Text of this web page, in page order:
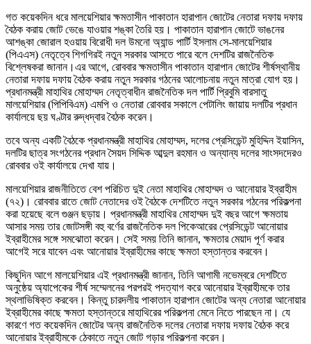
গত কয়েকদিন ধরে মালয়েশিয়ার ক্ষমতাসীন পাকাতান হারাপান জোটের নেতারা দফায় দফায়
বৈঠক করায় জোট ভেঙে যাওয়ার শঙ্কা তৈরি হয়। পাকাতান হারাপান জোটে ভাঙনের
আশঙ্কা জোরাল হওয়ায় বিরোধী দল উমনো অ্যান্ড পার্টি ইসলাম সে-মালয়েশিয়ার
(পিএএস) নেতৃত্বে শিগগিরই নতুন সরকার আসতে পারে বলে দেশটির রাজনৈতিক
বিশ্লেষকরা জানান।এর আগে, রোববার ক্ষমতাসীন পাকাতান হারাপান জোটের শীর্ষস্থানীয়
নেতারা দফায় দফায় বৈঠক করায় নতুন সরকার গঠনের আলোচনায় নতুন মাত্রা যোগ হয়।
প্রধানমন্ত্রী মাহাথির মোহাম্মদ নেতৃত্বাধীন রাজনৈতিক দল পার্টি প্রিবুমি বারসাতু
মালয়েশিয়ার (পিপিবিএম) এমপি ও নেতারা রোববার সকালে পেটালিং জায়ায় দলটির প্রধান
কার্যালয়ে ছয় ঘণ্টার রুদ্ধদ্বার বৈঠক করেন।
তবে অন্য একটি বৈঠকে প্রধানমন্ত্রী মাহাথির মোহাম্মদ, দলের প্রেসিডেন্ট মুহিদ্দিন ইয়াসিন,
দলটির ছাত্র সংগঠনের প্রধান সৈয়দ সিদ্দিক আব্দুল রহমান ও অন্যান্য দলের সাংসদদেরও
রোববার ওই কার্যালয়ে দেখা যায়।
মালয়েশিয়ার রাজনীতিতে বেশ পরিচিত দুই নেতা মাহাথির মোহাম্মদ ও আনোয়ার ইব্রাহীম
(৭২)। রোববার রাতে জোট নেতাদের ওই বৈঠকে দেশটিতে নতুন সরকার গঠনের পরিকল্পনা
করা হয়েছে বলে গুঞ্জন ছড়ায়। প্রধানমন্ত্রী মাহাথির মোহাম্মদ দুই বছর আগে ক্ষমতায়
আসার সময় তার জোটসঙ্গী বহু বর্ণের রাজনৈতিক দল পিকেআরের প্রেসিডেন্ট আনোয়ার
ইব্রাহীমের সঙ্গে সমঝোতা করেন। সেই সময় তিনি জানান, ক্ষমতার মেয়াদ পূর্ণ করার
আগেই সরে যাবেন এবং আনোয়ার ইব্রাহীমের কাছে ক্ষমতা হস্তান্তর করবেন।
কিছুদিন আগে মালয়েশিয়ার এই প্রধানমন্ত্রী জানান, তিনি আগামী নভেম্বরে দেশটিতে
অনুষ্ঠেয় অ্যাপেকের শীর্ষ সম্মেলনের পরপরই পদত্যাগ করে আনোয়ার ইব্রাহীমকে তার
স্থলাভিষিক্ত করবেন। কিন্তু চারদলীয় পাকাতান হারাপান জোটের অন্য নেতারা আনোয়ার
ইব্রাহীমের কাছে ক্ষমতা হস্তান্তরে মাহাথিরের পরিকল্পনা মেনে নিতে পারছেন না। যে
কারণে গত কয়েকদিন জোটের অন্য রাজনৈতিক দলের নেতারা দফায় দফায় বৈঠক করে
আনোয়ার ইব্রাহীমকে ঠেকাতে নতুন জোট গড়ার পরিকল্পনা করেন।